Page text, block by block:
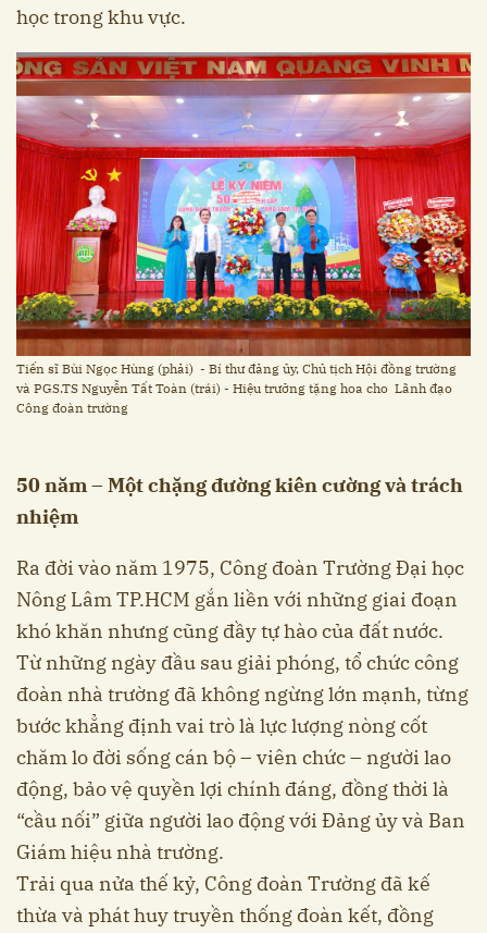
học trong khu vực.
Tiến sĩ Bùi Ngọc Hùng (phải) - Bí thư đảng ủy, Chủ tịch Hội đồng trường
và PGS.TS Nguyễn Tất Toàn (trái) - Hiệu trưởng tặng hoa cho Lãnh đạo
Công đoàn trường
50 năm – Một chặng đường kiên cường và trách
nhiệm
Ra đời vào năm 1975, Công đoàn Trường Đại học
Nông Lâm TP.HCM gắn liền với những giai đoạn
khó khăn nhưng cũng đầy tự hào của đất nước.
Từ những ngày đầu sau giải phóng, tổ chức công
đoàn nhà trường đã không ngừng lớn mạnh, từng
bước khẳng định vai trò là lực lượng nòng cốt
chăm lo đời sống cán bộ – viên chức – người lao
động, bảo vệ quyền lợi chính đáng, đồng thời là
“cầu nối” giữa người lao động với Đảng ủy và Ban
Giám hiệu nhà trường.
Trải qua nửa thế kỷ, Công đoàn Trường đã kế
thừa và phát huy truyền thống đoàn kết, đồng